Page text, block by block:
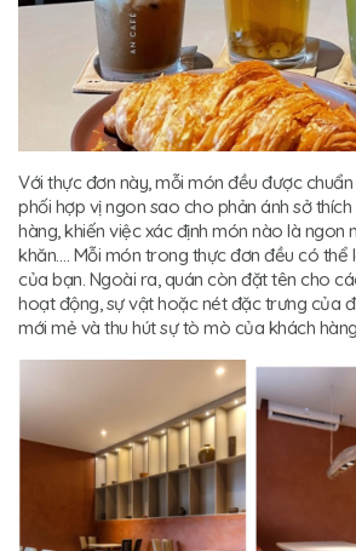
Với thực đơn này, mỗi món đều được
phối hợp vị ngon sao cho phản ánh sở
hàng, khiến việc xác định món nào là ngon
khăn.… Mỗi món trong thực đơn đều có thể
của bạn. Ngoài ra, quán còn đặt tên cho
hoạt động, sự vật hoặc nét đặc trưng của
mới mẻ và thu hút sự tò mò của khách hàng.